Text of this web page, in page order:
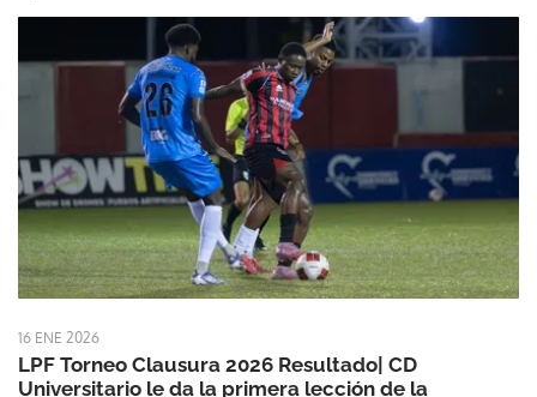
16 ENE 2026
LPF Torneo Clausura 2026 Resultado| CD
Universitario le da la primera lección de la